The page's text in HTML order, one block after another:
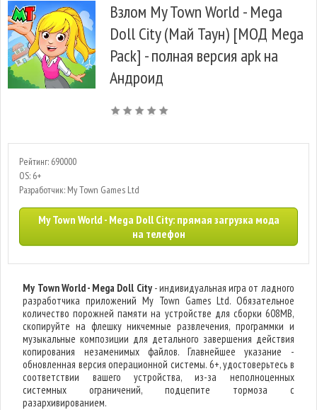
Взлом My Town World - Mega
Doll City (Май Таун) [МОД Mega
Pack] - полная версия apk на
Андроид
Рейтинг: 690000
OS: 6+
Разработчик: My Town Games Ltd
My Town World - Mega Doll City: прямая загрузка мода
на телефон
My Town World - Mega Doll City- индивидуальная игра от ладного
разработчика приложений My Town Games Ltd. Обязательное
количество порожней памяти на устройстве для сборки 608MB,
скопируйте на флешку никчемные развлечения, программки и
музыкальные композиции для детального завершения действия
копирования незаменимых файлов. Главнейшее указание -
обновленная версия операционной системы. 6+, удостоверьтесь в
соответствии вашего устройства, из-за неполноценных
системных ограничений, подцепите тормоза с
разархивированием.